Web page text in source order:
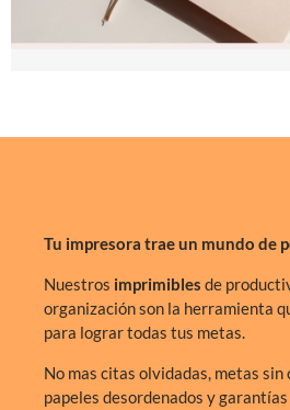
Tu impresora trae un mundo de
Nuestros imprimibles de
organización son la herramienta
para lograr todas tus metas.
No mas citas olvidadas, metas sin
papeles desordenados y